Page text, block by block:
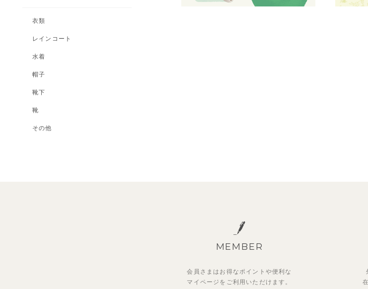
衣類
レインコート
水着
帽子
靴下
靴
その他
MEMBER
会員さまはお得なポイントや便利な
マイページを ご利用いただけます。